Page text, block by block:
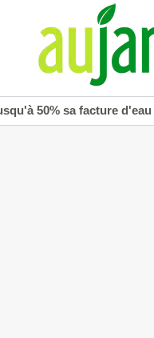
50% sa facture